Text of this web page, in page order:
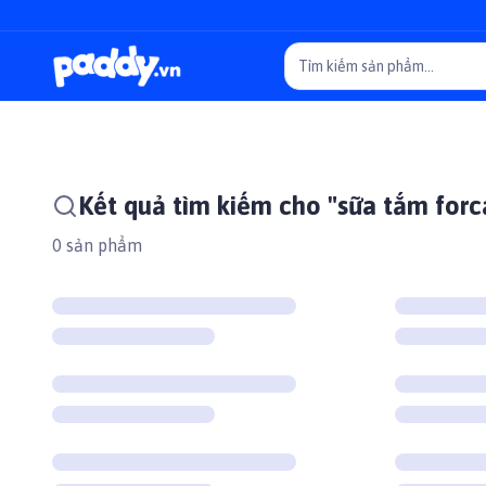
Kết quả tìm kiếm cho "sữa tắm
0 sản phẩm